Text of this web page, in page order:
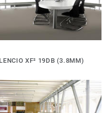
XF² 19DB (3.8MM)